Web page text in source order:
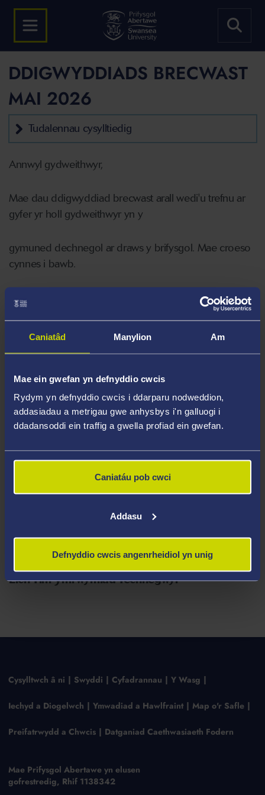
Caniatâd Manylion Am
Mae ein gwefan yn defnyddio cwcis
Rydym yn defnyddio cwcis i ddarparu nodweddion,
addasiadau a metrigau gwe anhysbys i'n galluogi i
ddadansoddi ein traffig a gwella profiad ein gwefan.
Caniatáu pob cwci
Addasu
Defnyddio cwcis angenrheidiol yn unig
DDIGWYDDIADS BRECWAST
MAI 2026
Tudalennau cysylltiedig
Annwyl gydweithwyr,
Mae dau ddigwyddiad brecwast arall wedi'u trefnu ar
gyfer yr holl gydweithwyr yn y
gymuned dechnegol ar draws y brifysgol. Mae croeso
cynnes i bawb.
Campws Singleton (ILS 2, Hwb 5ed llawr) – Dydd
Mae'r fformat yn anffurfiol ac ar gyfer dal i fyny a
rhwydweithio.
Spring Term Breakfast
Edrychwn ymlaen at eich gweld yno.
Eich Tîm Ymrwymiad Technegwyr
Cysylltwch â ni Swyddi Cyfadrannau Y Wasg
Iechyd a Diogelwch Ymwadiad a Hawlfraint Map o'r Safle
Preifatrwydd a Chwcis Datganiad Caethwasiaeth Fodern
Mae Prifysgol Abertawe yn elusen
gofrestredig, Rhif 1138342